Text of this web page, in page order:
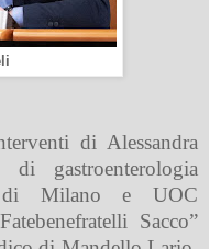
di Alessandra
di gastroenterologia
di Milano e UOC
Sacco”